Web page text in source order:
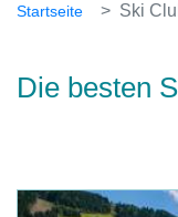
Startseite Ski
Die besten